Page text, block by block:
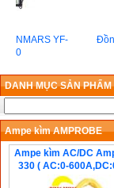
YF-
800
DANH MỤC SẢN PHẨM
Ampe kìm AMPROBE
Ampe kìm AC/DC
330 ( AC:0-